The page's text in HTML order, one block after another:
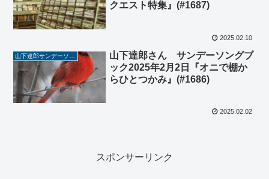
クエスト特集』(#1687)
2025.02.10
山下達郎さん サンデーソングブ
ック2025年2月2日『オニで棚か
らひとつかみ』(#1686)
2025.02.02
スポンサーリンク